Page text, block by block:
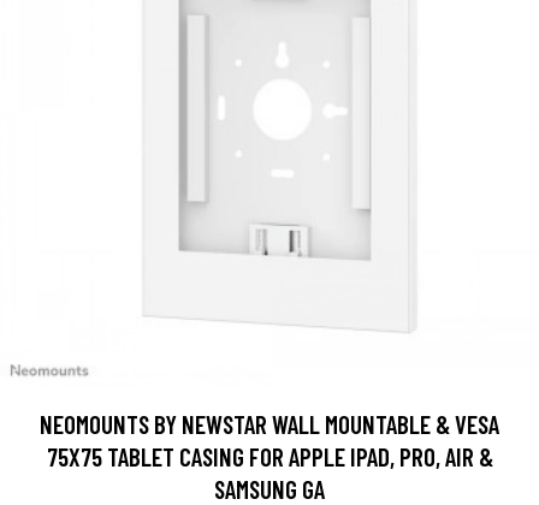
NEOMOUNTS BY NEWSTAR WALL MOUNTABLE & VESA
75X75 TABLET CASING FOR APPLE IPAD, PRO, AIR &
SAMSUNG GA